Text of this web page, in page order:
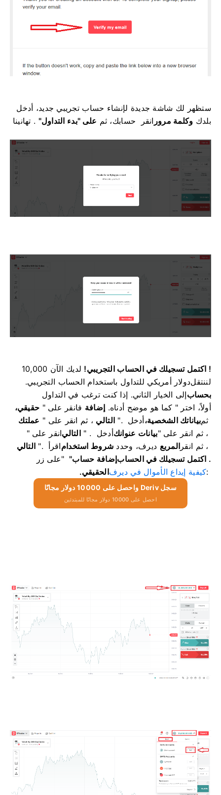
ستظهر لك شاشة جديدة لإنشاء حساب تجريبي جديد، أدخل
بلدك وكلمة مرور حسابك، ثم انقر على "بدء التداول" . تهانينا
! اكتمل تسجيلك في الحساب التجريبي!
لديك الآن 10,000
دولار أمريكي للتداول باستخدام الحساب التجريبي.لننتقل
إلى الخيار الثاني. إذا كنت ترغب في التداولبحساب
حقيقي، فانقر على " إضافة " كما هو موضح أدناه. أولاً، اختر
عملتك ، ثم انقر على " التالي ". أدخلبياناتك الشخصية،ثم
انقر على "التالي " . أدخلبيانات عنوانك، ثم انقر على "
التالي ". اقرأشروط استخدام ديرف، وحدد المربع ، ثم انقر
على زر" إضافة حساب". اكتمل تسجيلك في الحساب
الحقيقي.كيفية إيداع الأموال في ديرف:
سجل Deriv واحصل على 10000 دولار مجانًا
احصل على 10000 دولار مجانًا للمبتدئين